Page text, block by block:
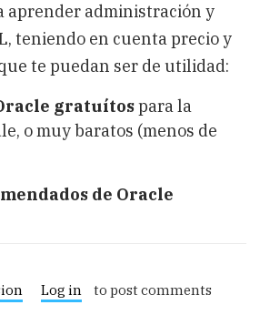
aprender administración y
teniendo en cuenta precio y
te puedan ser de utilidad:
gratuítospara la
o muy baratos (menos de
de Oracle
Log in to post comments